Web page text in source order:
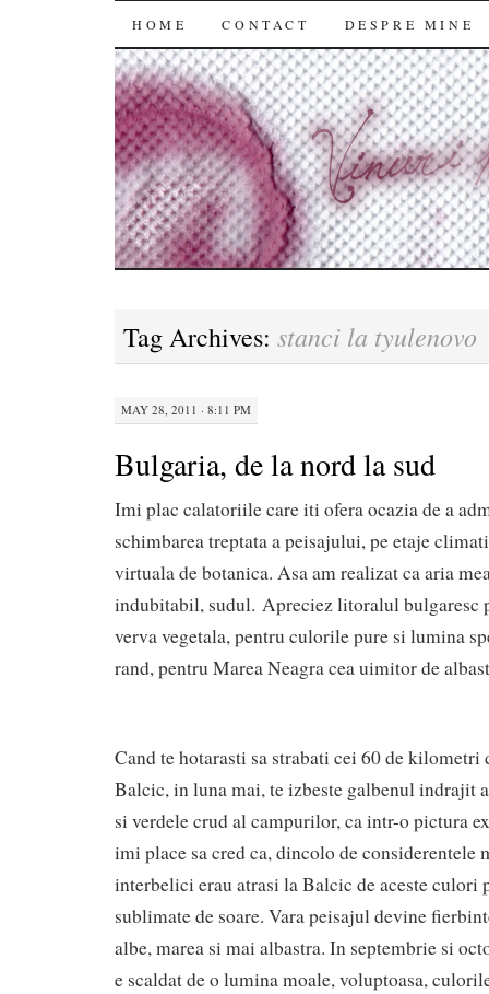
SKIP
TO
CONTENT
HOME CONTACT DESPRE MINE
Tag Archives: stanci la tyulenovo
MAY 28, 2011 · 8:11 PM
Bulgaria, de la nord la sud
Imi plac calatoriile care iti ofera ocazia de a
schimbarea treptata a peisajului, pe etaje
virtuala de botanica. Asa am realizat ca aria
indubitabil, sudul. Apreciez litoralul bulgaresc
verva vegetala, pentru culorile pure si lumina
rand, pentru Marea Neagra cea uimitor de
Cand te hotarasti sa strabati cei 60 de kilometri
Balcic, in luna mai, te izbeste galbenul indrajit
si verdele crud al campurilor, ca intr-o pictura
imi place sa cred ca, dincolo de considerentele
interbelici erau atrasi la Balcic de aceste culori
sublimate de soare. Vara peisajul devine
albe, marea si mai albastra. In septembrie si
e scaldat de o lumina moale, voluptoasa,